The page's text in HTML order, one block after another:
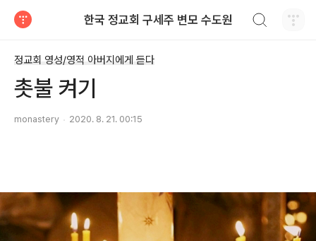
한국 정교회 구세주 변모 수도원
정교회 영성/영적 아버지에게 듣다
촛불 켜기
monastery 2020. 8. 21. 00:15